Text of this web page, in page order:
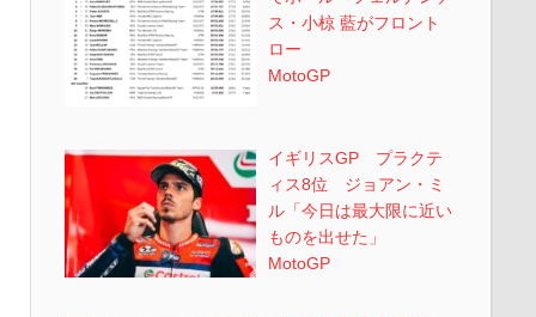
ス・小椋 藍がフロント
ロー
MotoGP
イギリスGP プラクテ
ィス8位 ジョアン・ミ
ル「今日は最大限に近い
ものを出せた」
MotoGP